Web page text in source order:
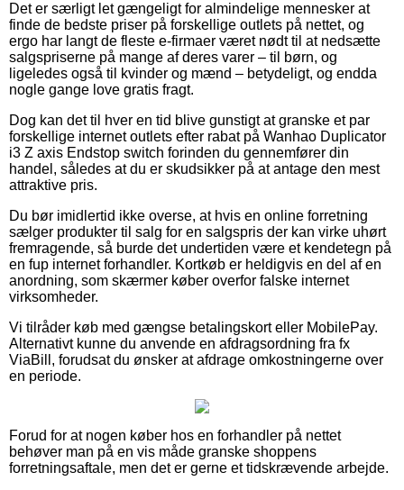
Det er særligt let gængeligt for almindelige mennesker at
finde de bedste priser på forskellige outlets på nettet, og
ergo har langt de fleste e-firmaer været nødt til at nedsætte
salgspriserne på mange af deres varer – til børn, og
ligeledes også til kvinder og mænd – betydeligt, og endda
nogle gange love gratis fragt.
Dog kan det til hver en tid blive gunstigt at granske et par
forskellige internet outlets efter rabat på Wanhao Duplicator
i3 Z axis Endstop switch forinden du gennemfører din
handel, således at du er skudsikker på at antage den mest
attraktive pris.
Du bør imidlertid ikke overse, at hvis en online forretning
sælger produkter til salg for en salgspris der kan virke uhørt
fremragende, så burde det undertiden være et kendetegn på
en fup internet forhandler. Kortkøb er heldigvis en del af en
anordning, som skærmer køber overfor falske internet
virksomheder.
Vi tilråder køb med gængse betalingskort eller MobilePay.
Alternativt kunne du anvende en afdragsordning fra fx
ViaBill, forudsat du ønsker at afdrage omkostningerne over
en periode.
Forud for at nogen køber hos en forhandler på nettet
behøver man på en vis måde granske shoppens
forretningsaftale, men det er gerne et tidskrævende arbejde.